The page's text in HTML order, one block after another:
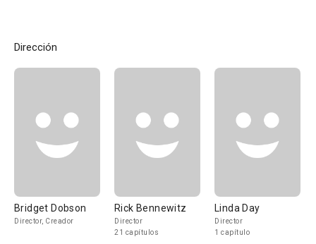
Dirección
Bridget Dobson
Director, Creador
Rick Bennewitz
Director
21 capítulos
Linda Day
Director
1 capítulo